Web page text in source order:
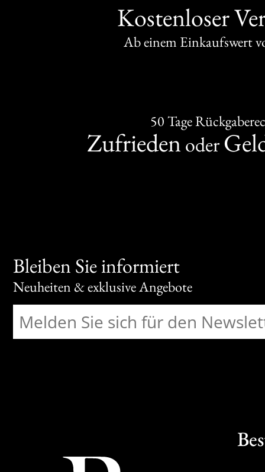
Kostenloser
Ab einem Einkaufswert
50 Tage
Zufrieden oder
Bleiben Sie informiert
Neuheiten & exklusive Angebote